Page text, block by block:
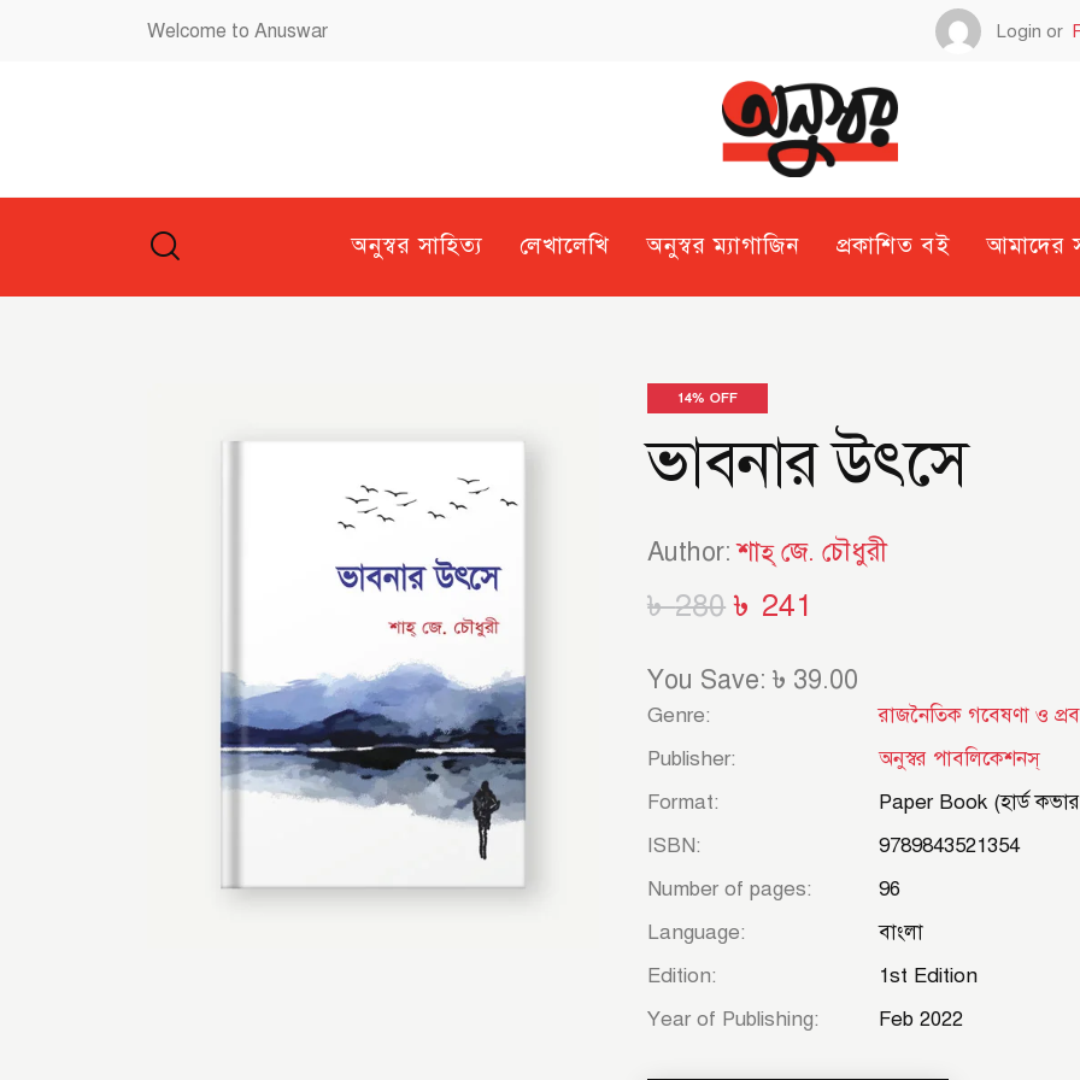
Welcome to Anuswar Login or
অনুস্বর সাহিত্য লেখালেখি অনুস্বর ম্যাগাজিন প্রকাশিত বই আমাদের
14% OFF
ভাবনার উৎসে
Author:শাহ্‌ জে. চৌধুরী
৳280 ৳ 241
You Save: ৳ 39.00
Genre
রাজনৈতিক গবেষণা ও
Publisher
অনুস্বর পাবলিকেশনস্‌
Format
Paper Book (হার্ড
ISBN
9789843521354
Number of pages
96
Language
বাংলা
Edition
1st Edition
Year of Publishing
Feb 2022